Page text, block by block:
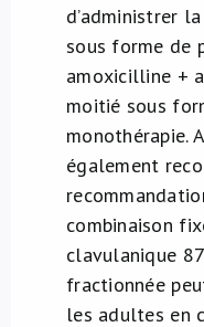
d’administrer
sous forme de
amoxicilline +
moitié sous
monothérapie.
également
combinaison
clavulanique
fractionnée
les adultes en